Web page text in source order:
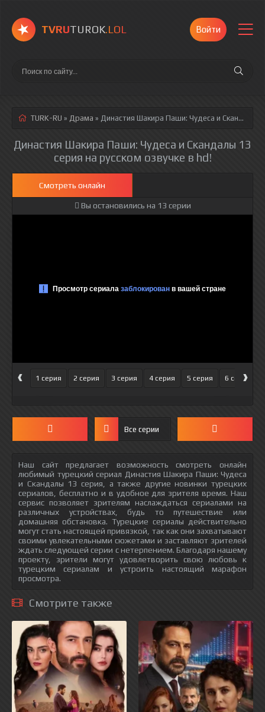
TVRUTUROK.LOL Войти
TURK-RU » Драма » Династия Шакира Паши: Чудеса и Скандалы 13 серия
Династия Шакира Паши: Чудеса и Скандалы 13
серия на русском озвучке в hd!
Смотреть онлайн
Вы остановились на 13 серии
‹ 1 серия 2 серия 3 серия 4 серия 5 серия 6 серия
›
Все серии
Наш сайт предлагает возможность смотреть онлайн
любимый турецкий сериал Династия Шакира Паши: Чудеса
и Скандалы 13 серия, а также другие новинки турецких
сериалов, бесплатно и в удобное для зрителя время. Наш
сервис позволяет зрителям наслаждаться сериалами на
различных устройствах, будь то путешествие или
домашняя обстановка. Турецкие сериалы действительно
могут стать настоящей привязкой, так как они захватывают
своими увлекательными сюжетами и заставляют зрителей
ждать следующей серии с нетерпением. Благодаря нашему
проекту, зрители могут удовлетворить свою любовь к
турецким сериалам и устроить настоящий марафон
просмотра.
Смотрите также